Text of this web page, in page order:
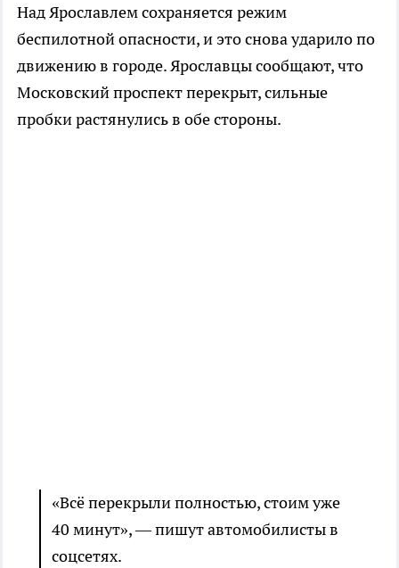
Над Ярославлем сохраняется режим
беспилотной опасности, и это снова ударило по
движению в городе. Ярославцы сообщают, что
Московский проспект перекрыт, сильные
пробки растянулись в обе стороны.
«Всё перекрыли полностью, стоим уже
40 минут», — пишут автомобилисты в
соцсетях.